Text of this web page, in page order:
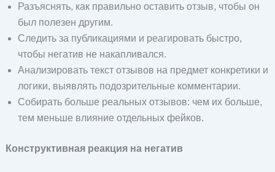
Разъяснять, как правильно оставить отзыв, чтобы он
был полезен другим.
Следить за публикациями и реагировать быстро,
чтобы негатив не накапливался.
Анализировать текст отзывов на предмет конкретики и
логики, выявлять подозрительные комментарии.
Собирать больше реальных отзывов: чем их больше,
тем меньше влияние отдельных фейков.
Конструктивная реакция на негатив